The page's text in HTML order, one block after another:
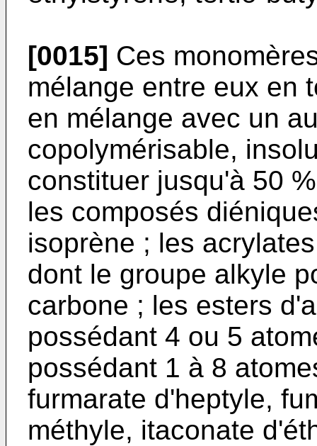
[0015] Ces
mélange entre eux en
en mélange avec un
copolymérisable,
constituer jusqu'à 50
les composés
isoprène ; les
dont le groupe alkyle
carbone ; les esters
possédant 4 ou 5
possédant 1 à 8
furmarate d'heptyle,
méthyle, itaconate